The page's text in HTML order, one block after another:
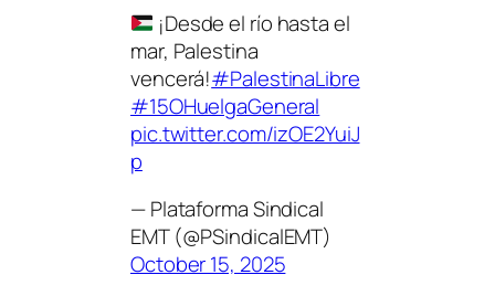
¡Desde el río hasta el
mar, Palestina
vencerá!#PalestinaLibre
#15OHuelgaGeneral
pic.twitter.com/izOE2YuiJ
p
— Plataforma Sindical
EMT (@PSindicalEMT)
October 15, 2025